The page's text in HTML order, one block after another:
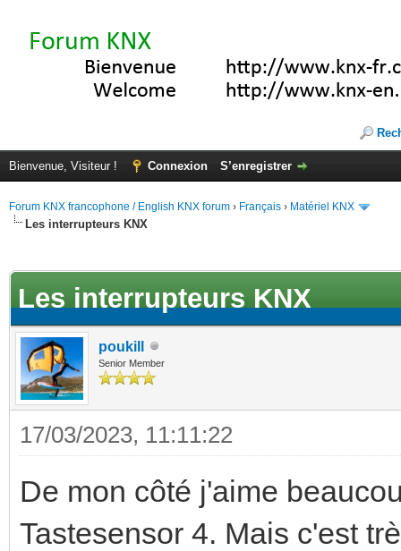
Bienvenue, Visiteur ! Connexion S’enregistrer
Forum KNX francophone / English KNX forum › Français › Matériel KNX
Les interrupteurs KNX
Les interrupteurs KNX
poukill
Senior Member
17/03/2023, 11:11:22
De mon côté j'aime
Tastesensor 4. Mais c'est